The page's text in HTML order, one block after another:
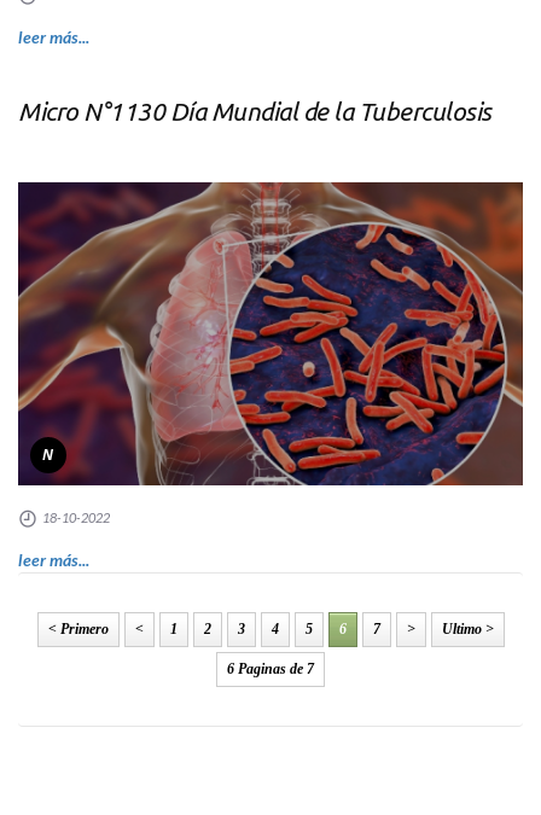
leer más...
Micro N°1130 Día Mundial de la Tuberculosis
N
18-10-2022
leer más...
< Primero < 1 2 3 4 5 6 7 > Ultimo >
6 Paginas de 7